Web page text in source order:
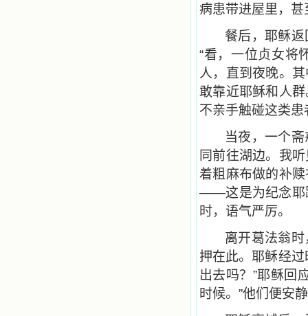
病患带进屋里，
餐后，耶稣
“看，一位贞女将
人，直到夜晚。
敢靠近耶稣和人
不亲手触碰这类
当夜，一个
同前往湖边。我
着粗麻布做的补
——这是为纪念耶
时，语气严厉。
离开葛法翁
押在此。耶稣经
出去吗？”耶稣回
时候。”他们便安